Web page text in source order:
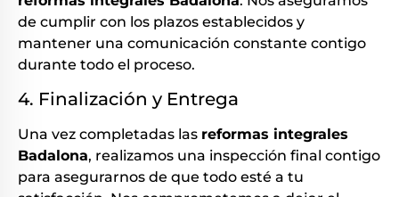
de cumplir con los plazos establecidos y
mantener una comunicación constante contigo
durante todo el proceso.
4. Finalización y Entrega
Una vez completadas las reformas integrales
Badalona, realizamos una inspección final contigo
para asegurarnos de que todo esté a tu